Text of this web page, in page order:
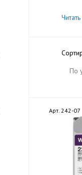
По
Арт. 242-07